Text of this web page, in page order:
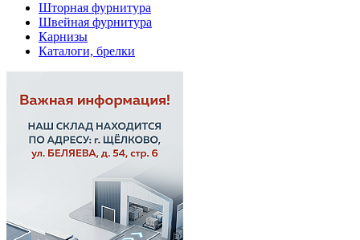
Шторная фурнитура
Швейная фурнитура
Карнизы
Каталоги, брелки